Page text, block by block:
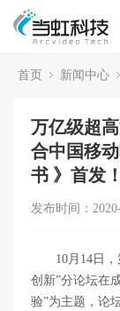
首页 新闻中心
万亿级超
合中国移
书 》首发！
发布时间：
10月14日
创新”分论坛在
验”为主题，论